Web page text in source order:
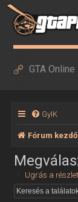
GTA
GyIK
Fórum
Ugrás a